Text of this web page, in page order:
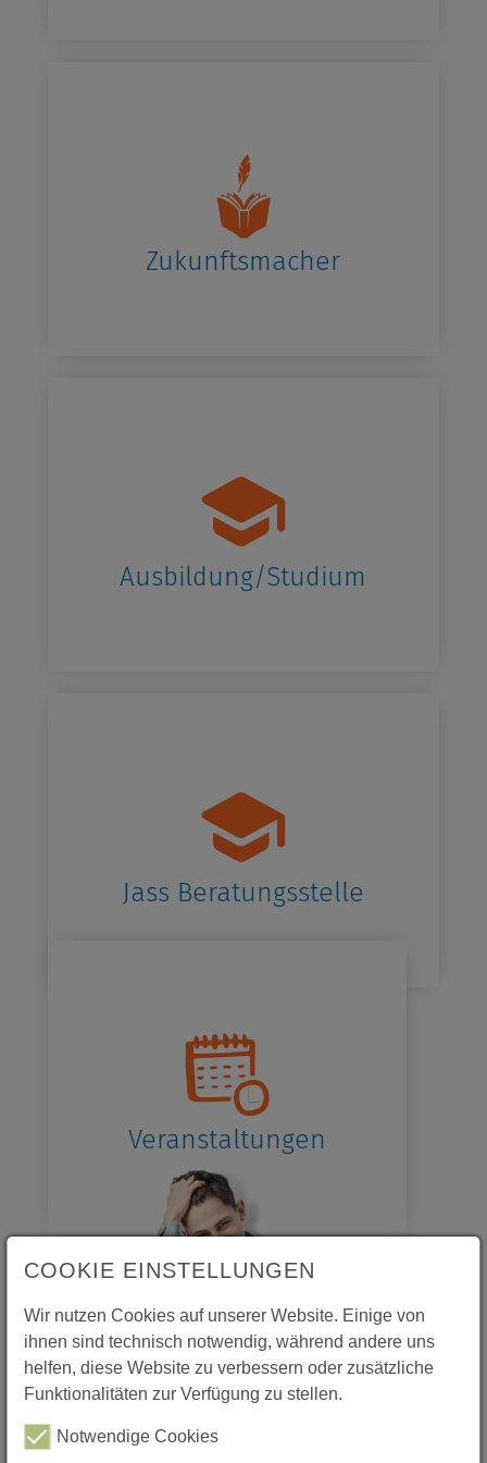
Zukunftsmacher
Ausbildung/Studium
Jass Beratungsstelle
Veranstaltungen
COOKIE EINSTELLUNGEN
Wir nutzen Cookies auf unserer Website. Einige von
ihnen sind technisch notwendig, während andere uns
helfen, diese Website zu verbessern oder zusätzliche
Funktionalitäten zur Verfügung zu stellen.
Notwendige Cookies